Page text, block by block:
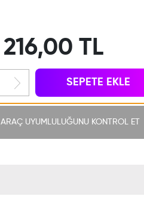
216,00 TL
SEPETE EKLE
ARAÇ UYUMLULUĞUNU KONTROL ET